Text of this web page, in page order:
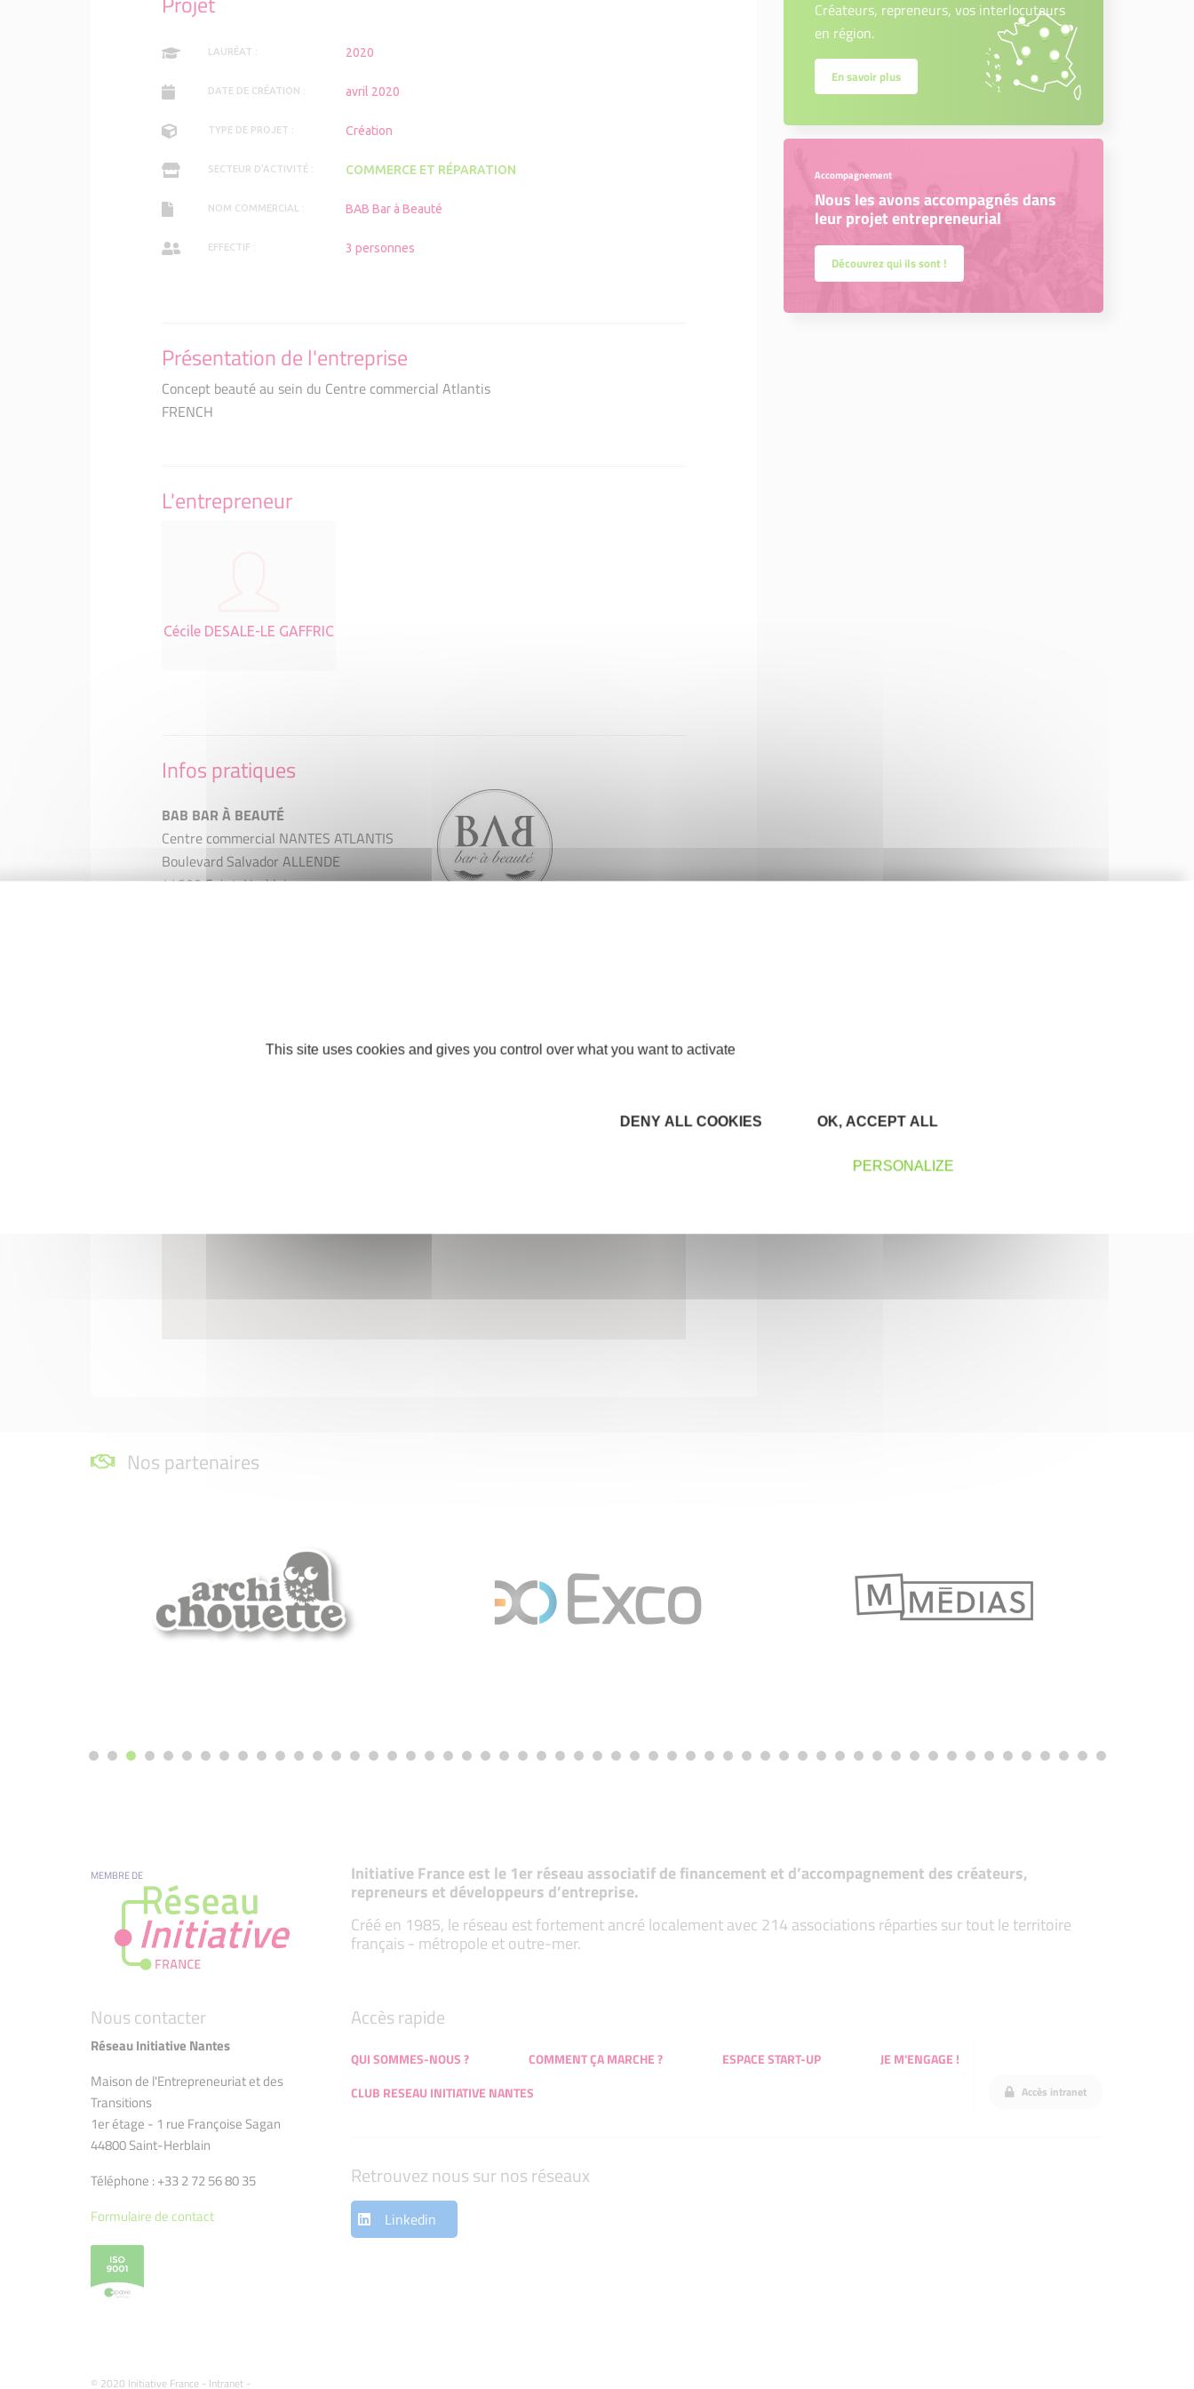
LAURÉAT : 2020
DATE DE CRÉATION : avril 2020
TYPE DE PROJET : Création
SECTEUR D'ACTIVITÉ : COMMERCE ET RÉPARATION
NOM COMMERCIAL : BAB Bar à Beauté
EFFECTIF : 3 personnes
Présentation de l'entreprise
Concept beauté au sein du Centre commercial Atlantis
FRENCH
L'entrepreneur
Cécile DESALE-LE GAFFRIC
Infos pratiques
BAB BAR À BEAUTÉ
Centre commercial NANTES ATLANTIS
Boulevard Salvador ALLENDE
44800 Saint-Herblain
Créateurs, repreneurs, vos interlocuteurs
en région.
En savoir plus
Accompagnement
Nous les avons accompagnés dans
leur projet entrepreneurial
Découvrez qui ils sont !
Nos partenaires
MEMBRE DE Initiative France est le 1er réseau associatif de financement et d’accompagnement des créateurs,
repreneurs et développeurs d’entreprise.
Créé en 1985, le réseau est fortement ancré localement avec 214 associations réparties sur tout le territoire
français - métropole et outre-mer.
Nous contacter
Réseau Initiative Nantes
Maison de l'Entrepreneuriat et des
Transitions
1er étage - 1 rue Françoise Sagan
44800 Saint-Herblain
Téléphone : +33 2 72 56 80 35
Formulaire de contact
© 2020 Initiative France - Intranet -
Accès rapide
QUI SOMMES-NOUS ? COMMENT ÇA MARCHE ? ESPACE START-UP
JE M'ENGAGE !
CLUB RESEAU INITIATIVE NANTES
Accès intranet
Retrouvez nous sur nos réseaux
Linkedin
This site uses cookies and gives you control over what you want to activate
OK, ACCEPT ALL
DENY ALL COOKIES
PERSONALIZE